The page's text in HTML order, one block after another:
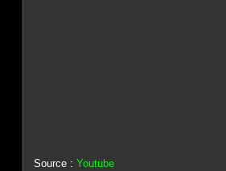
Source :Youtube